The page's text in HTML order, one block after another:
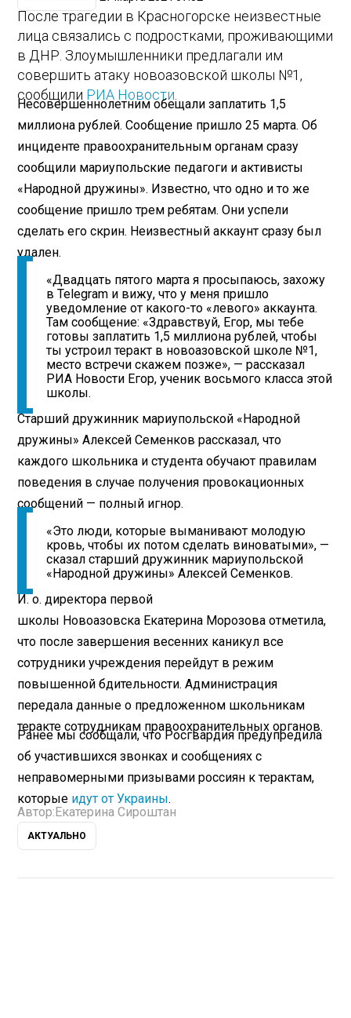
После трагедии в Красногорске неизвестные
лица связались с подростками, проживающими
в ДНР. Злоумышленники предлагали им
совершить атаку новоазовской школы №1,
сообщили РИА Новости
Несовершеннолетним обещали заплатить 1,5
миллиона рублей. Сообщение пришло 25 марта. Об
инциденте правоохранительным органам сразу
сообщили мариупольские педагоги и активисты
«Народной дружины». Известно, что одно и то же
сообщение пришло трем ребятам. Они успели
сделать его скрин. Неизвестный аккаунт сразу был
удален.
«Двадцать пятого марта я просыпаюсь, захожу
в Telegram и вижу, что у меня пришло
уведомление от какого-то «левого» аккаунта.
Там сообщение: «Здравствуй, Егор, мы тебе
готовы заплатить 1,5 миллиона рублей, чтобы
ты устроил теракт в новоазовской школе №1,
место встречи скажем позже», — рассказал
РИА Новости Егор, ученик восьмого класса этой
школы.
Старший дружинник мариупольской «Народной
дружины» Алексей Семенков рассказал, что
каждого школьника и студента обучают правилам
поведения в случае получения провокационных
сообщений — полный игнор.
«Это люди, которые выманивают молодую
кровь, чтобы их потом сделать виноватыми», —
сказал старший дружинник мариупольской
«Народной дружины» Алексей Семенков.
И. о. директора первой
школы Новоазовска Екатерина Морозова отметила,
что после завершения весенних каникул все
сотрудники учреждения перейдут в режим
повышенной бдительности. Администрация
передала данные о предложенном школьникам
теракте сотрудникам правоохранительных органов.
Ранее мы сообщали, что Росгвардия предупредила
об участившихся звонках и сообщениях с
неправомерными призывами россиян к терактам,
которые идут от Украины.
Автор:Екатерина Сироштан
АКТУАЛЬНО